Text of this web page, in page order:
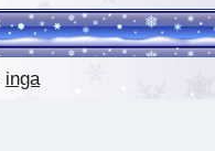
inga